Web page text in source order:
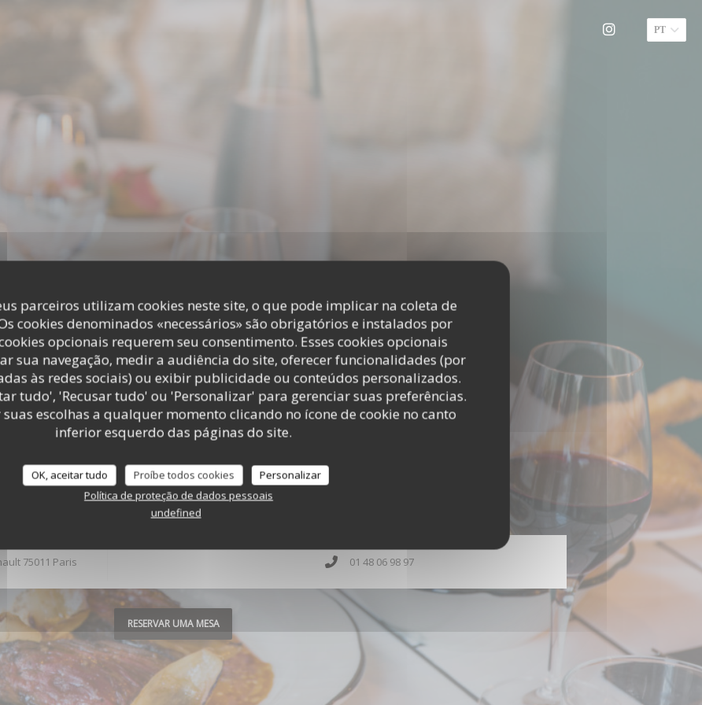
parceiros utilizam cookies neste site, o que pode implicar na coleta de
cookies denominados «necessários» são obrigatórios e instalados por
opcionais requerem seu consentimento. Esses cookies opcionais
sua navegação, medir a audiência do site, oferecer funcionalidades (por
às redes sociais) ou exibir publicidade ou conteúdos personalizados.
tudo', 'Recusar tudo' ou 'Personalizar' para gerenciar suas preferências.
escolhas a qualquer momento clicando no ícone de cookie no canto
inferior esquerdo das páginas do site.
OK, aceitar tudo Proíbe todos cookies
Personalizar
Política de proteção de dados pessoais
undefined
PT
Instagram
HORÁRIO DE ABERTURA
Aberto hoje até 23:00
75011 Paris 01 48 06 98 97
RESERVAR UMA MESA